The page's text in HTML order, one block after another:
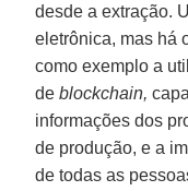
desde a extração.
eletrônica, mas há
como exemplo a
deblockchain,
informações dos
de produção, e a
de todas as